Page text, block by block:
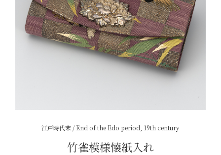
江戸時代末 / End of the Edo period, 19th century
竹雀模様懐紙入れ